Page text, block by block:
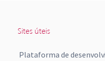
Sites úteis
Plataforma de